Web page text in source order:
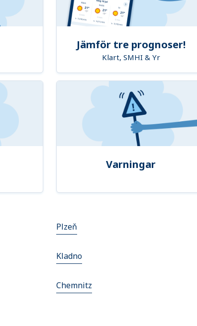
Jämför tre prognoser!
Klart, SMHI & Yr
Varningar
Plzeň
Kladno
Chemnitz